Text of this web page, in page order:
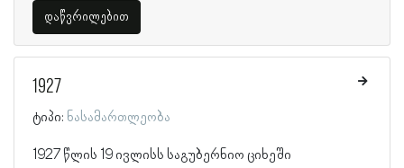
დაწვრილებით
1927
ტიპი: ნასამართლეობა
1927 წლის 19 ივლისს საგუბერნიო ციხეში